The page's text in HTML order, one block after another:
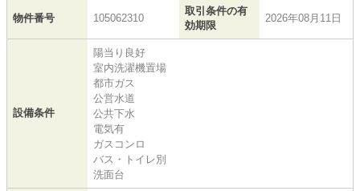
物件番号 105062310
取引条件の有
効期限
2026年08月11日
設備条件
陽当り良好
室内洗濯機置場
都市ガス
公営水道
公共下水
電気有
ガスコンロ
バス・トイレ別
洗面台